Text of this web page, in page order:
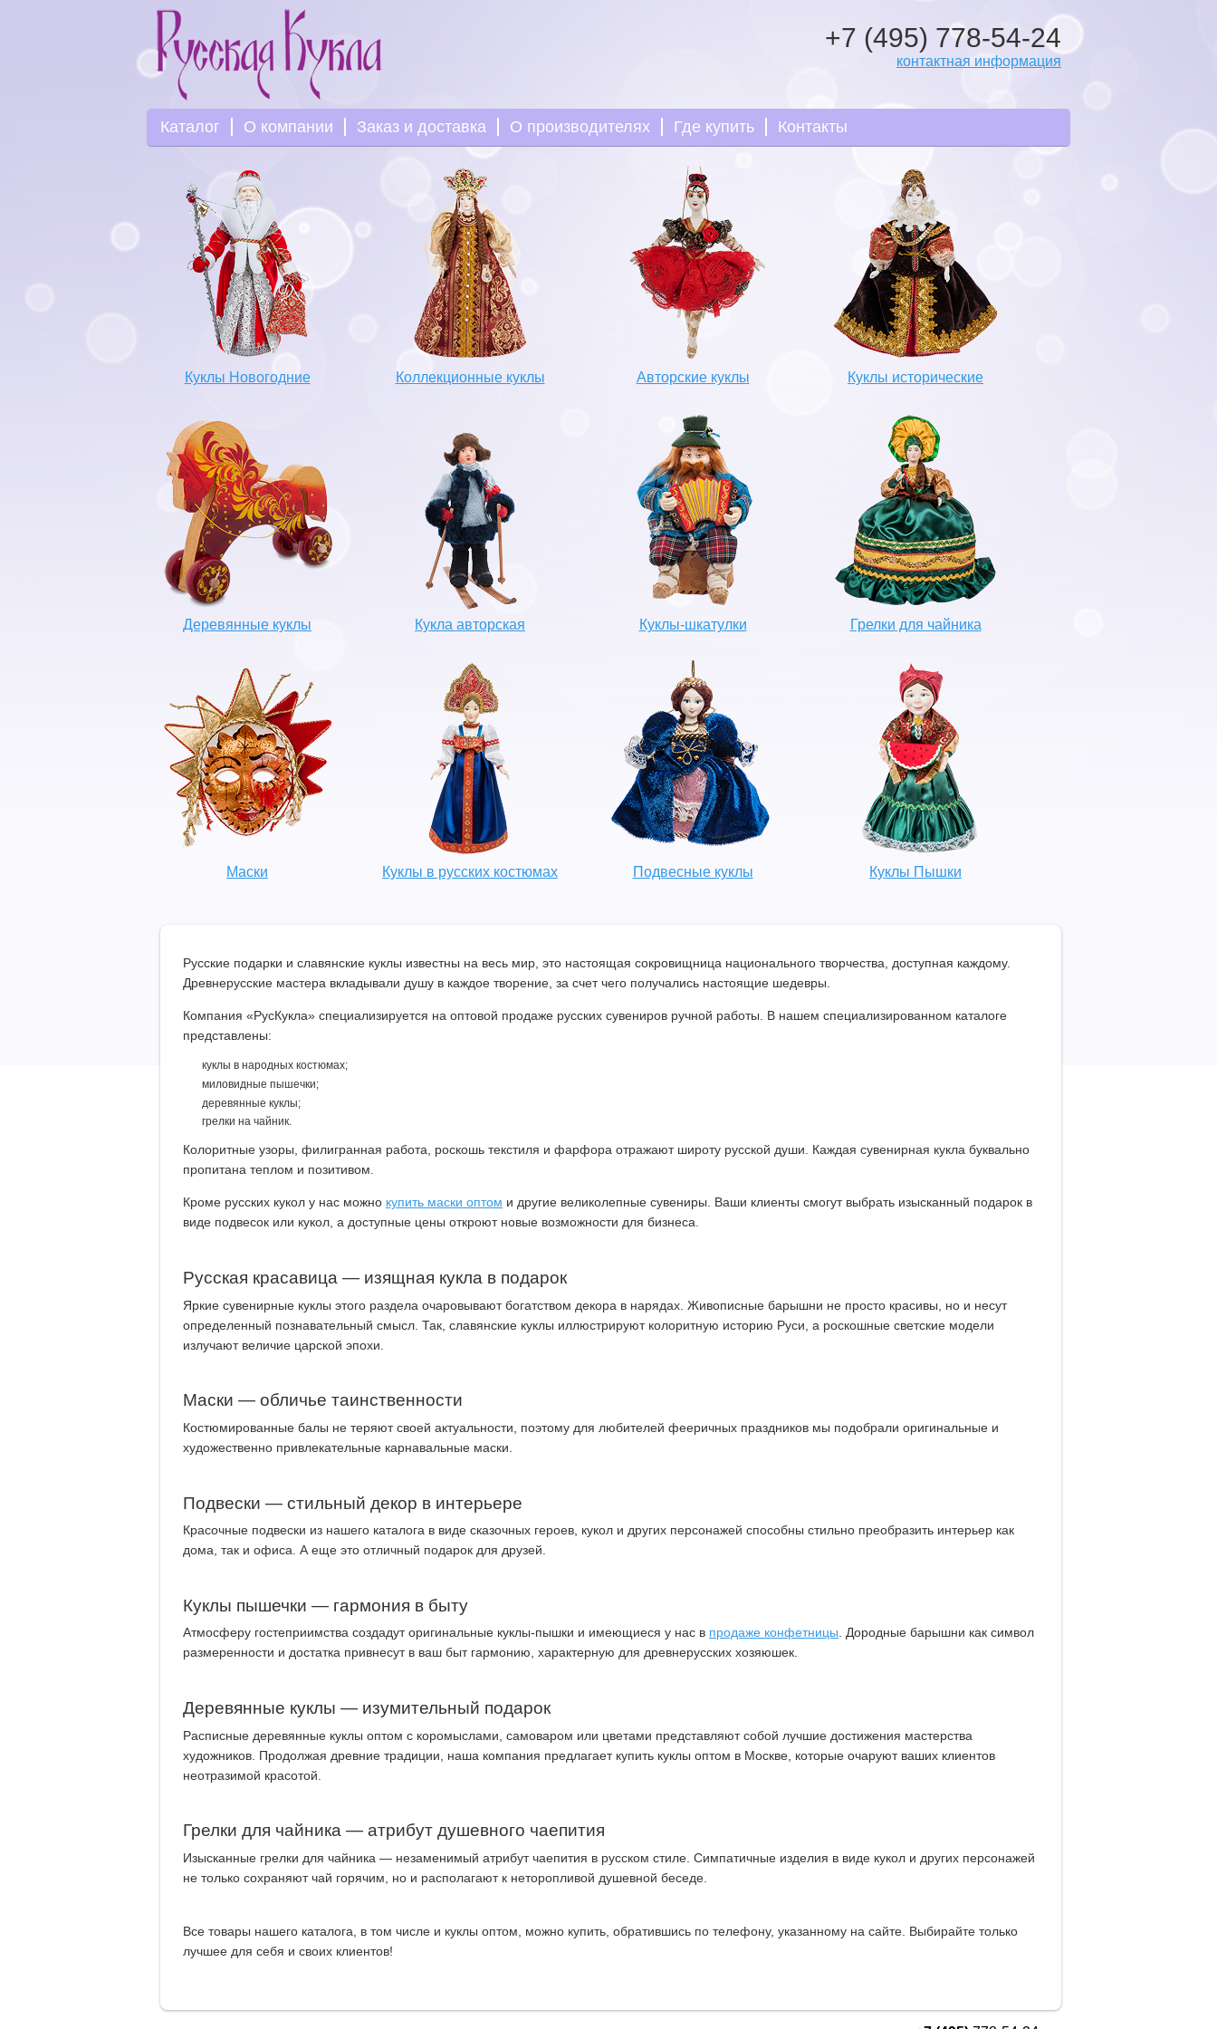
+7 (495) 778-54-24
контактная информация
Каталог О компании Заказ и доставка О производителях Где купить Контакты
Куклы Новогодние Коллекционные куклы Авторские куклы Куклы исторические
Деревянные куклы Кукла авторская Куклы-шкатулки Грелки для чайника
Маски Куклы в русских костюмах Подвесные куклы Куклы Пышки
Русские подарки и славянские куклы известны на весь мир, это настоящая сокровищница национального творчества, доступная каждому.
Древнерусские мастера вкладывали душу в каждое творение, за счет чего получались настоящие шедевры.
Компания «РусКукла» специализируется на оптовой продаже русских сувениров ручной работы. В нашем специализированном каталоге
представлены:
 куклы в народных костюмах;
 миловидные пышечки;
 деревянные куклы;
 грелки на чайник.
Колоритные узоры, филигранная работа, роскошь текстиля и фарфора отражают широту русской души. Каждая сувенирная кукла буквально
пропитана теплом и позитивом.
Кроме русских кукол у нас можно купить маски оптом и другие великолепные сувениры. Ваши клиенты смогут выбрать изысканный подарок в
виде подвесок или кукол, а доступные цены откроют новые возможности для бизнеса.
Русская красавица — изящная кукла в подарок
Яркие сувенирные куклы этого раздела очаровывают богатством декора в нарядах. Живописные барышни не просто красивы, но и несут
определенный познавательный смысл. Так, славянские куклы иллюстрируют колоритную историю Руси, а роскошные светские модели
излучают величие царской эпохи.
Маски — обличье таинственности
Костюмированные балы не теряют своей актуальности, поэтому для любителей фееричных праздников мы подобрали оригинальные и
художественно привлекательные карнавальные маски.
Подвески — стильный декор в интерьере
Красочные подвески из нашего каталога в виде сказочных героев, кукол и других персонажей способны стильно преобразить интерьер как
дома, так и офиса. А еще это отличный подарок для друзей.
Куклы пышечки — гармония в быту
Атмосферу гостеприимства создадут оригинальные куклы-пышки и имеющиеся у нас в продаже конфетницы. Дородные барышни как символ
размеренности и достатка привнесут в ваш быт гармонию, характерную для древнерусских хозяюшек.
Деревянные куклы — изумительный подарок
Расписные деревянные куклы оптом с коромыслами, самоваром или цветами представляют собой лучшие достижения мастерства
художников. Продолжая древние традиции, наша компания предлагает купить куклы оптом в Москве, которые очаруют ваших клиентов
неотразимой красотой.
Грелки для чайника — атрибут душевного чаепития
Изысканные грелки для чайника — незаменимый атрибут чаепития в русском стиле. Симпатичные изделия в виде кукол и других персонажей
не только сохраняют чай горячим, но и располагают к неторопливой душевной беседе.
Все товары нашего каталога, в том числе и куклы оптом, можно купить, обратившись по телефону, указанному на сайте. Выбирайте только
лучшее для себя и своих клиентов!